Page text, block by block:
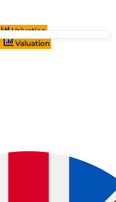
Valuation
Valuation